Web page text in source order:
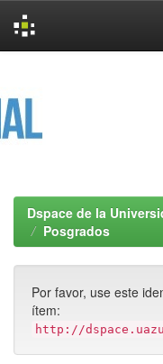
Dspace de la
Posgrados
Por favor, use este
ítem:
http://